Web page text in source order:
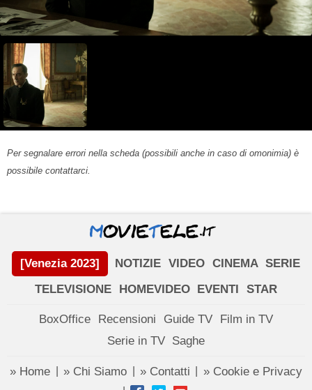
Per segnalare errori nella scheda (possibili anche in caso di omonimia) è
possibile contattarci.
[Venezia 2023] NOTIZIE VIDEO CINEMA SERIE
TELEVISIONE
HOMEVIDEO EVENTI STAR
BoxOffice Recensioni Guide TV
Film in TV
Serie in TV Saghe
» Home » Chi Siamo » Contatti » Cookie e Privacy